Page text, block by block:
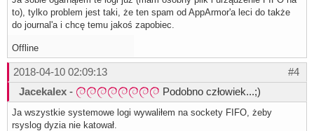
to), tylko problem jest taki, że ten spam od AppArmor'a leci do także
do journal'a i chcę temu jakoś zapobiec.
Offline
#4
2018-04-10 02:09:13
Jacekalex - Podobno człowiek...;)
Ja wszystkie systemowe logi wywaliłem na sockety FIFO, żeby
rsyslog dyzia nie katował.